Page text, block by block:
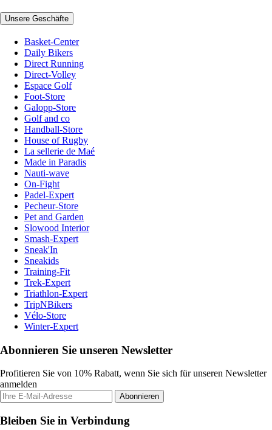
Unsere Geschäfte
Basket-Center
Daily Bikers
Direct Running
Direct-Volley
Espace Golf
Foot-Store
Galopp-Store
Golf and co
Handball-Store
House of Rugby
La sellerie de Maé
Made in Paradis
Nauti-wave
On-Fight
Padel-Expert
Pecheur-Store
Pet and Garden
Slowood Interior
Smash-Expert
Sneak'In
Sneakids
Training-Fit
Trek-Expert
Triathlon-Expert
TripNBikers
Vélo-Store
Winter-Expert
Abonnieren Sie unseren Newsletter
Profitieren Sie von 10% Rabatt, wenn Sie sich für unseren Newsletter
anmelden
Abonnieren
Bleiben Sie in Verbindung